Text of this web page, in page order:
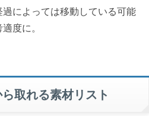
によっては移動している可能
度に。
取れる素材リスト